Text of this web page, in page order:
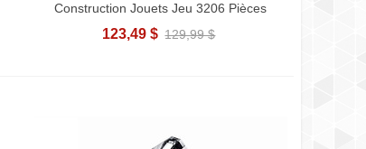
Construction Jouets Jeu 3206 Pièces
123,49 $ 129,99 $